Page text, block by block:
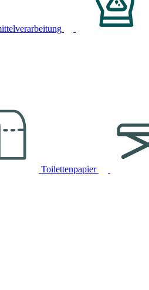
Toilettenpapier